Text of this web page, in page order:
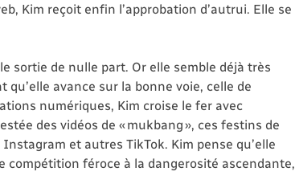
Kim reçoit enfin l’approbation d’autrui. Elle se
sortie de nulle part. Or elle semble déjà très
avance sur la bonne voie, celle de
numériques, Kim croise le fer avec
des vidéos de « mukbang », ces festins de
et autres TikTok. Kim pense qu’elle
compétition féroce à la dangerosité ascendante,